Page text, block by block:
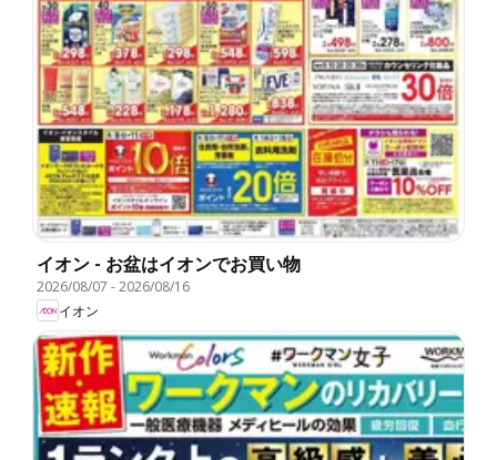
イオン - お盆はイオンでお買い物
2026/08/07 -2026/08/16
イオン